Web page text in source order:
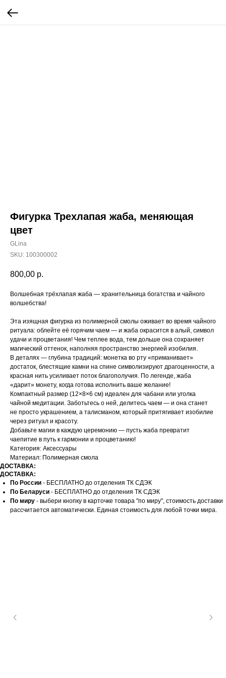
Фигурка Трехлапая жаба, меняющая
цвет
GLina
SKU: 100300002
800,00 р.
Волшебная трёхлапая жаба — хранительница богатства и чайного
волшебства!
Эта изящная фигурка из полимерной смолы оживает во время чайного
ритуала: облейте её горячим чаем — и жаба окрасится в алый, символ
удачи и процветания! Чем теплее вода, тем дольше она сохраняет
магический оттенок, наполняя пространство энергией изобилия.
В деталях — глубина традиций: монетка во рту «приманивает»
достаток, блестящие камни на спине символизируют драгоценности, а
красная нить усиливает поток благополучия. По легенде, жаба
«дарит» монету, когда готова исполнить ваше желание!
Компактный размер (12×8×6 см) идеален для чабани или уголка
чайной медитации. Заботьтесь о ней, делитесь чаем — и она станет
не просто украшением, а талисманом, который притягивает изобилие
через ритуал и красоту.
Добавьте магии в каждую церемонию — пусть жаба превратит
чаепитие в путь к гармонии и процветанию!
Категория: Аксессуары
Материал: Полимерная смола
ДОСТАВКА:
ДОСТАВКА:
По России - БЕСПЛАТНО до отделения ТК СДЭК
По Беларуси - БЕСПЛАТНО до отделения ТК СДЭК
По миру - выбери кнопку в карточке товара "по миру", стоимость доставки
рассчитается автоматически. Единая стоимость для любой точки мира.